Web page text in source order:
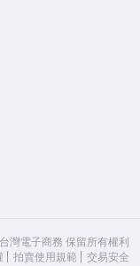
灣電子商務 保留所有權利
拍賣使用規範 交易安全